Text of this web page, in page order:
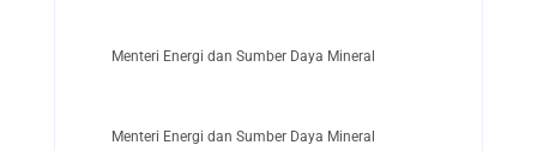
Menteri Energi dan Sumber Daya Mineral
Menteri Energi dan Sumber Daya Mineral